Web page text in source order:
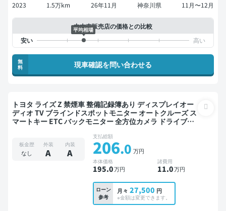
2023 1.5万km 26年11月 神奈川県 11月〜12月
中古車販売店の価格との比較
平均相場
無
料
現車確認を問い合わせる
トヨタ ライズ Z 禁煙車 整備記録簿あり ディスプレイオー
ディオ TV ブラインドスポットモニター オートクルーズ ス
マートキー ETC バックモニター 全方位カメラ ドライブレ
板金歴
なし
外装
A
内装
A
支払総額
206.0 万円
本体価格
195.0万円
諸費用
11.0万円
ローン
参考
月々 27,500 円
※金額は変更できます。